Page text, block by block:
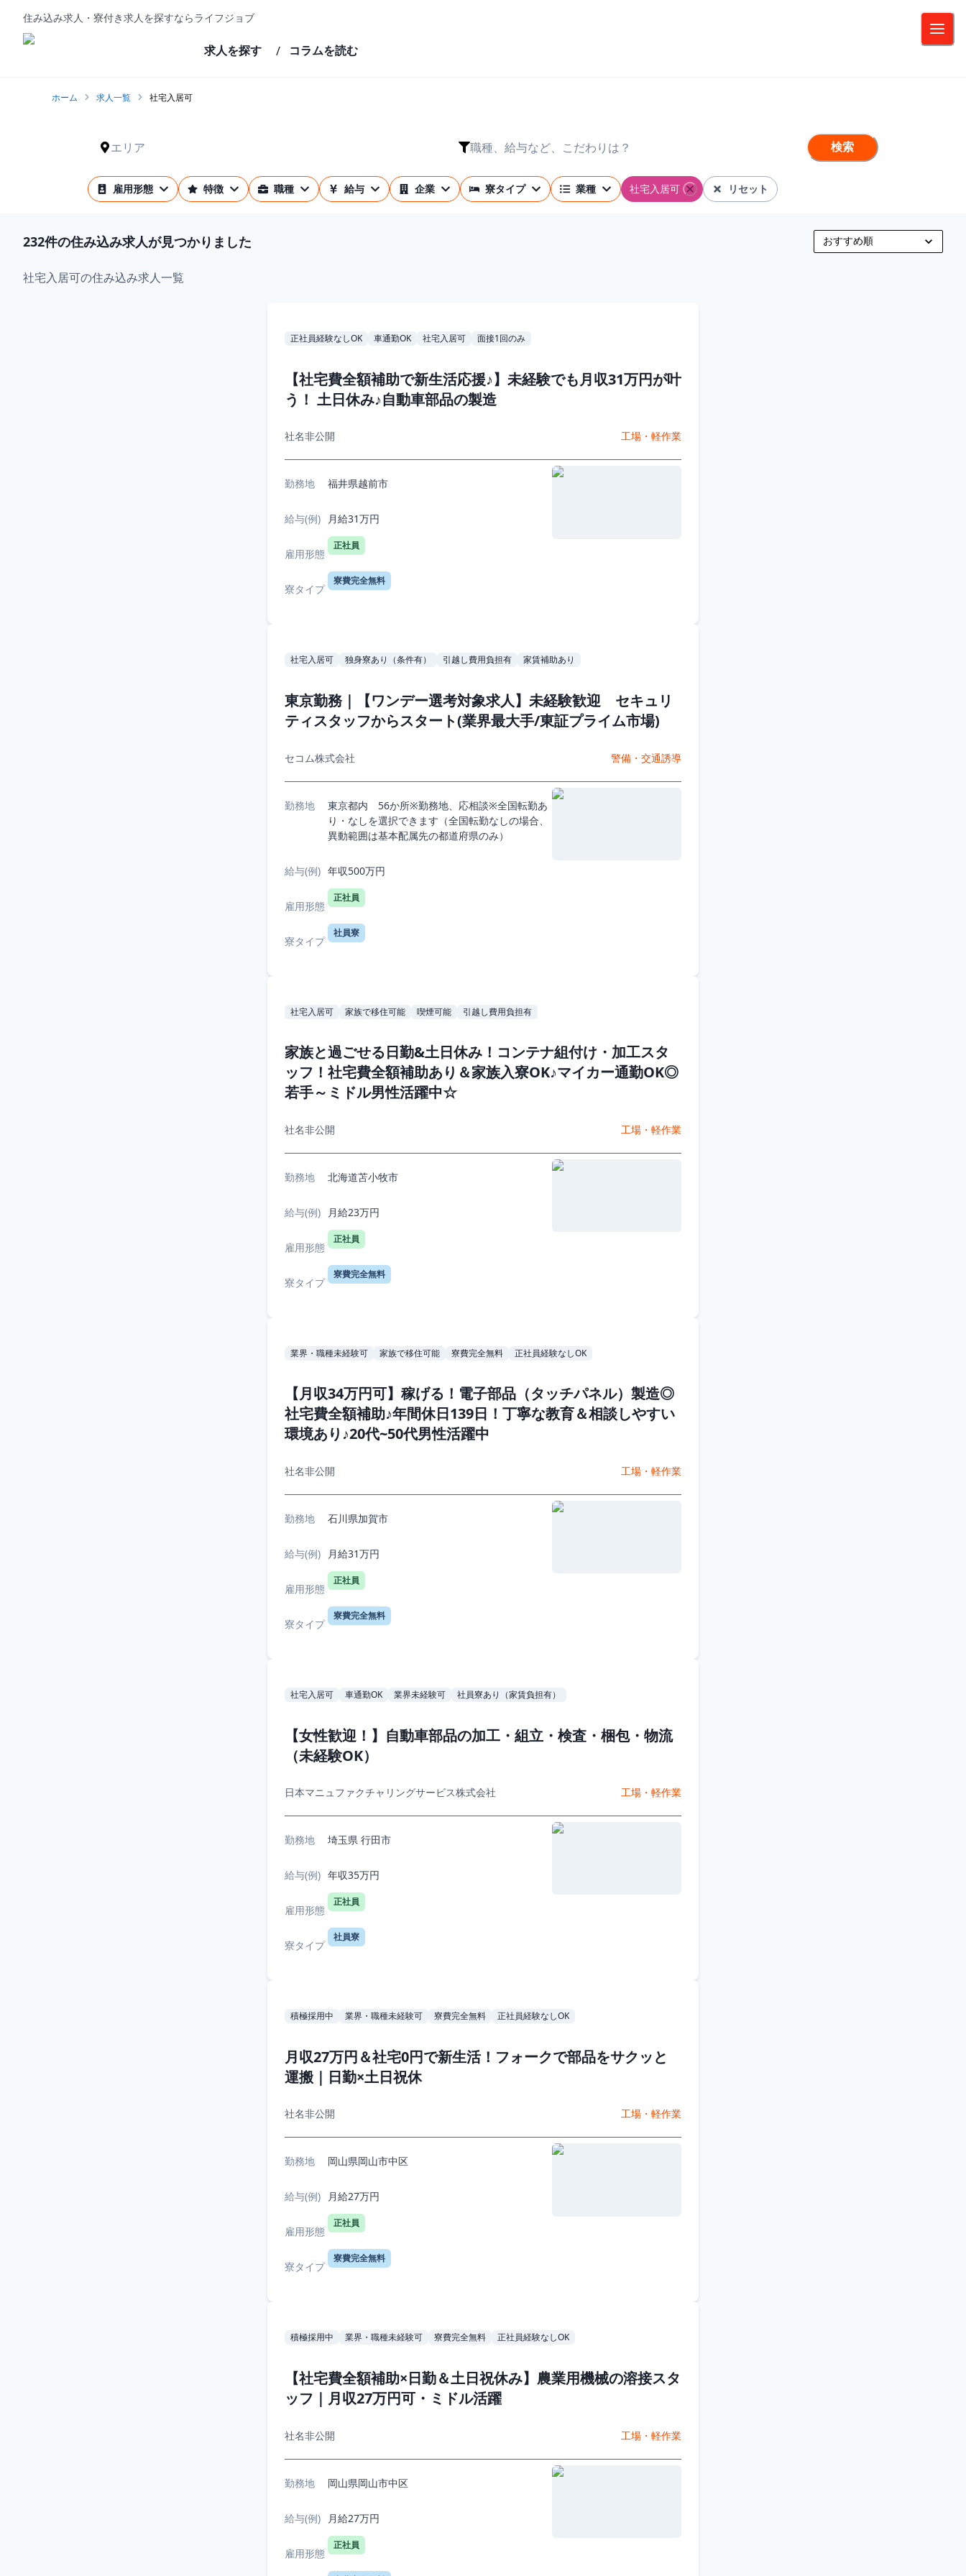
住み込み求人・寮付き求人を探すならライフジョブ
求人を探す / コラムを読む
ホーム 求人一覧 社宅入居可
エリア 職種、給与など、こだわりは？ 検索
雇用形態 特徴 職種 給与 企業 寮タイプ 業種 社宅入居可 リセット
232件の住み込み求人が見つかりました
社宅入居可の住み込み求人一覧
正社員経験なしOK 車通勤OK 社宅入居可 面接1回のみ
【社宅費全額補助で新生活応援♪】未経験でも月収31万円が叶
う！ 土日休み♪自動車部品の製造
社名非公開 工場・軽作業
勤務地 福井県越前市
給与(例) 月給31万円
雇用形態
正社員
寮タイプ
寮費完全無料
社宅入居可 独身寮あり（条件有） 引越し費用負担有 家賃補助あり
東京勤務｜【ワンデー選考対象求人】未経験歓迎 セキュリ
ティスタッフからスタート(業界最大手/東証プライム市場)
セコム株式会社 警備・交通誘導
勤務地
東京都内 56か所※勤務地、応相談※全国転勤あ
り・なしを選択できます（全国転勤なしの場合、
異動範囲は基本配属先の都道府県のみ）
給与(例) 年収500万円
雇用形態
正社員
寮タイプ
社員寮
社宅入居可 家族で移住可能 喫煙可能 引越し費用負担有
家族と過ごせる日勤&土日休み！コンテナ組付け・加工スタ
ッフ！社宅費全額補助あり＆家族入寮OK♪マイカー通勤OK◎
若手～ミドル男性活躍中☆
社名非公開 工場・軽作業
勤務地 北海道苫小牧市
給与(例) 月給23万円
雇用形態
正社員
寮タイプ
寮費完全無料
業界・職種未経験可 家族で移住可能 寮費完全無料 正社員経験なしOK
【月収34万円可】稼げる！電子部品（タッチパネル）製造◎
社宅費全額補助♪年間休日139日！丁寧な教育＆相談しやすい
環境あり♪20代~50代男性活躍中
社名非公開 工場・軽作業
勤務地 石川県加賀市
給与(例) 月給31万円
雇用形態
正社員
寮タイプ
寮費完全無料
社宅入居可 車通勤OK 業界未経験可 社員寮あり（家賃負担有）
【女性歓迎！】自動車部品の加工・組立・検査・梱包・物流
（未経験OK）
日本マニュファクチャリングサービス株式会社 工場・軽作業
勤務地 埼玉県 行田市
給与(例) 年収35万円
雇用形態
正社員
寮タイプ
社員寮
積極採用中 業界・職種未経験可 寮費完全無料 正社員経験なしOK
月収27万円＆社宅0円で新生活！フォークで部品をサクッと
運搬｜日勤×土日祝休
社名非公開 工場・軽作業
勤務地 岡山県岡山市中区
給与(例) 月給27万円
雇用形態
正社員
寮タイプ
寮費完全無料
積極採用中 業界・職種未経験可 寮費完全無料 正社員経験なしOK
【社宅費全額補助×日勤＆土日祝休み】農業用機械の溶接スタ
ッフ｜月収27万円可・ミドル活躍
社名非公開 工場・軽作業
勤務地 岡山県岡山市中区
給与(例) 月給27万円
雇用形態
正社員